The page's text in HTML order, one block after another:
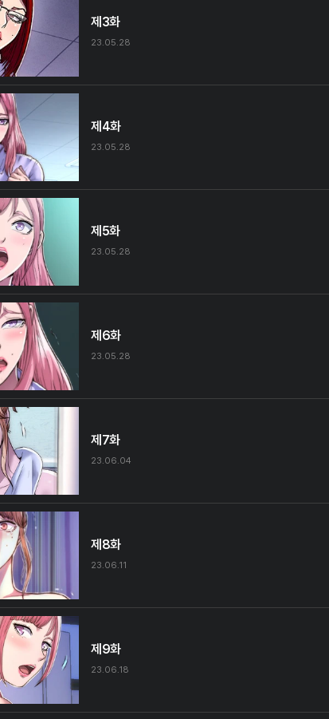
제3화
23.05.28
제4화
23.05.28
제5화
23.05.28
제6화
23.05.28
제7화
23.06.04
제8화
23.06.11
제9화
23.06.18